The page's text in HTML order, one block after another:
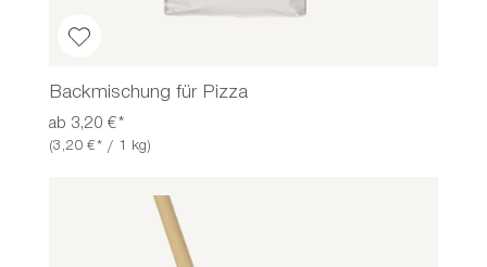
Backmischung für Pizza
ab 3,20 €*
(3,20 €* / 1 kg)